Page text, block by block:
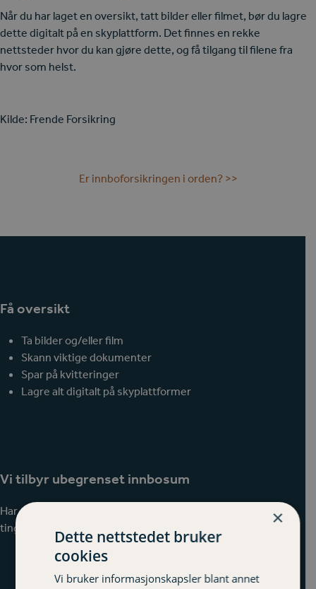
Når du har laget en oversikt, tatt bilder eller filmet, bør du lagre
dette digitalt på en skyplattform. Det finnes en rekke
nettsteder hvor du kan gjøre dette, og få tilgang til filene fra
hvor som helst.
Kilde: Frende Forsikring
Er innboforsikringen i orden? >>
Få oversikt
Ta bilder og/eller film
Skann viktige dokumenter
Spar på kvitteringer
Lagre alt digitalt på skyplattformer
Vi tilbyr ubegrenset innbosum
Har du ting og verdier for over en million, erstatter vi alle
tingene dine, slik at du slipper å tenke på samlet verdi.
×
Dette nettstedet bruker
cookies
Vi bruker informasjonskapsler blant annet